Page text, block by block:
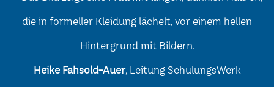
Heike Fahsold-Auer, Leitung SchulungsWerk